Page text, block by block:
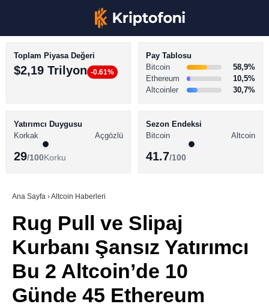
Youtube
TikTok
BİTCOİN HABERLERİ
ALTCOİN HABERLERİ
SÖZLÜK
Toplam Piyasa Değeri
$2,19 Trilyon -0.61%
Pay Tablosu
Bitcoin
58,9%
Ethereum
10,5%
Altcoinler
30,7%
Yatırımcı Duygusu
Korkak
Açgözlü
29/100Korku
Sezon Endeksi
Bitcoin
Altcoin
41.7/100
Ana Sayfa ›Altcoin Haberleri
Rug Pull ve Slipaj
Kurbanı Şansız Yatırımcı
Bu 2 Altcoin’de 10
Günde 45 Ethereum